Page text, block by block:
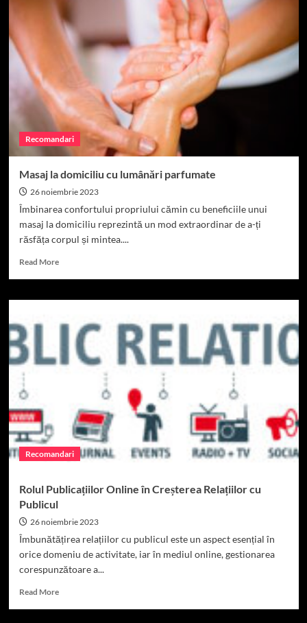
un
Cutremur
și
Care
Cauzele
Sale?
Recomandari
Masaj la domiciliu cu lumânări parfumate
26 noiembrie 2023
Îmbinarea confortului propriului cămin cu beneficiile unui
masaj la domiciliu reprezintă un mod extraordinar de a-ți
răsfăța corpul și mintea....
Read MoreRead
Masaj
domiciliu
lumânări
parfumate
Recomandari
Rolul Publicațiilor Online în Creșterea Relațiilor cu
Publicul
26 noiembrie 2023
Îmbunătățirea relațiilor cu publicul este un aspect esențial în
orice domeniu de activitate, iar în mediul online, gestionarea
corespunzătoare a...
Read MoreRead